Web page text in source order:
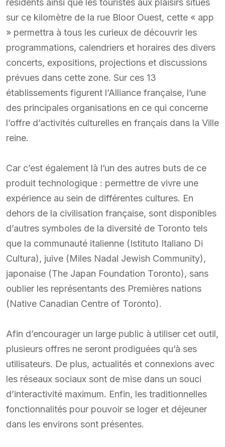
sur ce kilomètre de la rue Bloor Ouest, cette « app
» permettra à tous les curieux de découvrir les
programmations, calendriers et horaires des divers
concerts, expositions, projections et discussions
prévues dans cette zone. Sur ces 13
établissements figurent l’Alliance française, l’une
des principales organisations en ce qui concerne
l’offre d’activités culturelles en français dans la Ville
reine.
Car c’est également là l’un des autres buts de ce
produit technologique : permettre de vivre une
expérience au sein de différentes cultures. En
dehors de la civilisation française, sont disponibles
d’autres symboles de la diversité de Toronto tels
que la communauté italienne (Istituto Italiano Di
Cultura), juive (Miles Nadal Jewish Community),
japonaise (The Japan Foundation Toronto), sans
oublier les représentants des Premières nations
(Native Canadian Centre of Toronto).
Afin d’encourager un large public à utiliser cet outil,
plusieurs offres ne seront prodiguées qu’à ses
utilisateurs. De plus, actualités et connexions avec
les réseaux sociaux sont de mise dans un souci
d’interactivité maximum. Enfin, les traditionnelles
fonctionnalités pour pouvoir se loger et déjeuner
dans les environs sont présentes.